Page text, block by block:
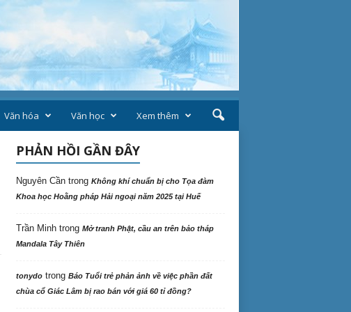
Văn hóa Văn học Xem thêm
PHẢN HỒI GẦN ĐÂY
Nguyên Cầntrong Không khí chuẩn bị cho Tọa đàm
Khoa học Hoằng pháp Hải ngoại năm 2025 tại Huế
Trần Minhtrong Mở tranh Phật, cầu an trên bảo tháp
Mandala Tây Thiên
tonydotrong Báo Tuổi trẻ phản ảnh về việc phần đất
chùa cổ Giác Lâm bị rao bán với giá 60 tỉ đồng?